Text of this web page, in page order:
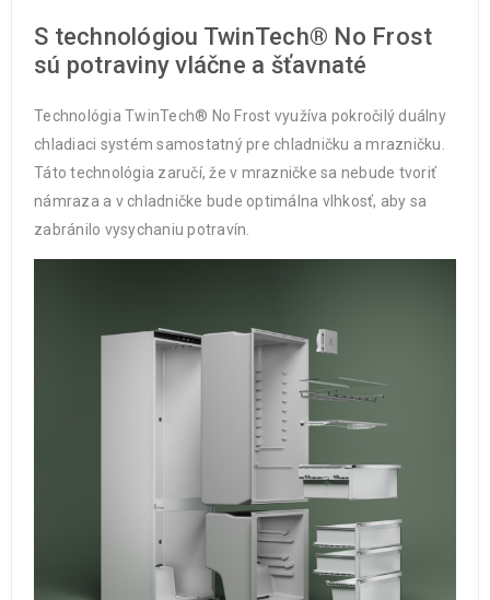
S technológiou TwinTech® No Frost
sú potraviny vláčne a šťavnaté
Technológia TwinTech® No Frost využíva pokročilý duálny
chladiaci systém samostatný pre chladničku a mrazničku.
Táto technológia zaručí, že v mrazničke sa nebude tvoriť
námraza a v chladničke bude optimálna vlhkosť, aby sa
zabránilo vysychaniu potravín.